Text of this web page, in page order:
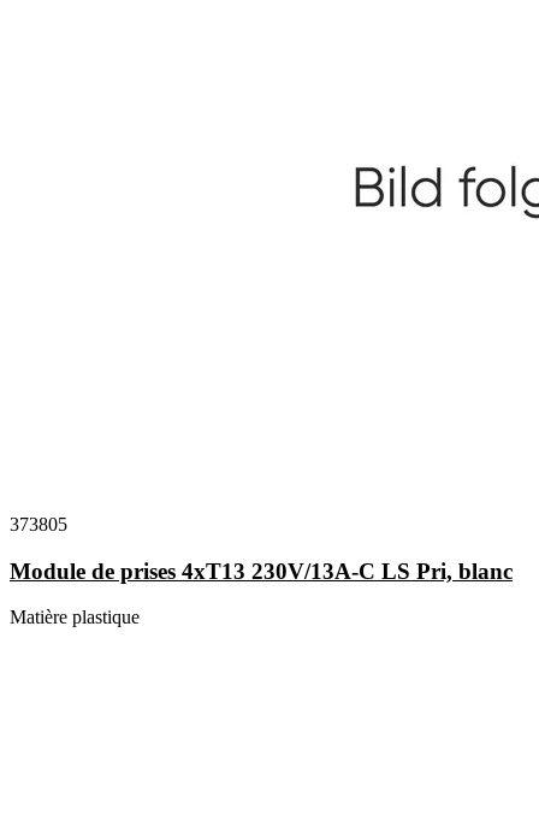
373805
Module de prises 4xT13 230V/13A-C LS Pri, blanc
Matière plastique